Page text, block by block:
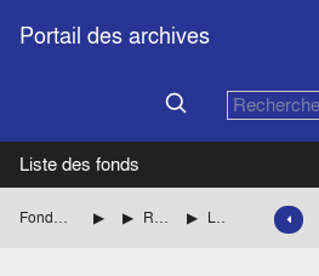
Portail des archives
Liste des fonds
Fonds Jean Monnet : Comité d'action, correspondance ROYAUME-UNI
RIPPON Geoffrey (Parti conservateur britannique) Lettre de G. Rippon à Jean Monnet. Signée.